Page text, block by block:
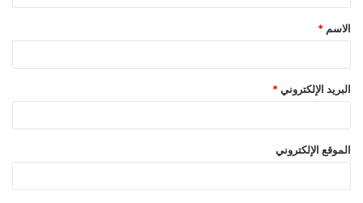
ق
*
الاسم *
البريد الإلكتروني *
الموقع الإلكتروني